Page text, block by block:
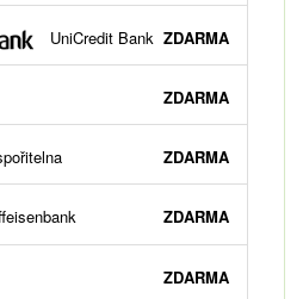
UniCredit Bank ZDARMA
ZDARMA
ZDARMA
ZDARMA
ZDARMA